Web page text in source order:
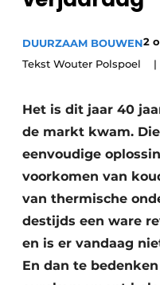
Vacatures
Video’s
Bedrijven
Bedrijven
Contact
Akoestiek
Beton & Staalbouw
Brandveiligheid
Evenementen
Dak & Gevel
DUURZAAM BOUWEN2
Tekst Wouter Polspoel
Het is dit jaar 40
de markt kwam.
eenvoudige
voorkomen van
van thermische
destijds een ware
en is er vandaag
En dan te